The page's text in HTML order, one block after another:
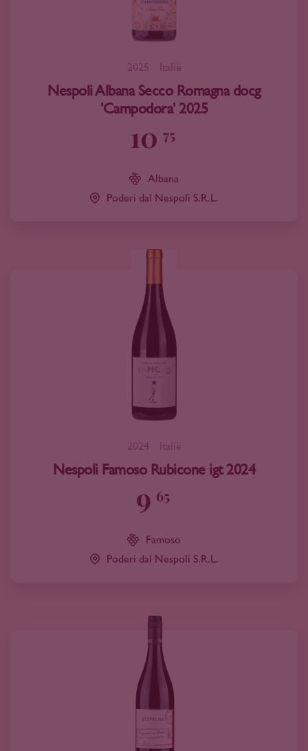
2025 Italië
Nespoli Albana Secco Romagna docg
'Campodora' 2025
10 75
Albana
Poderi dal Nespoli S.R.L.
2024 Italië
Nespoli Famoso Rubicone igt 2024
9 65
Famoso
Poderi dal Nespoli S.R.L.